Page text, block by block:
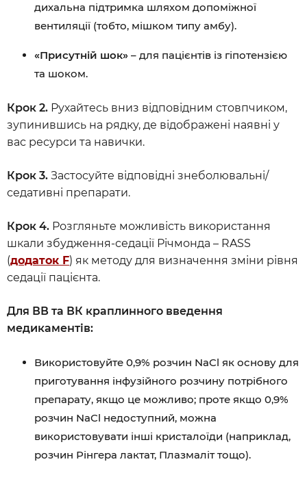
дихальна підтримка шляхом допоміжної
вентиляції (тобто, мішком типу амбу).
«Присутній шок» – для пацієнтів із гіпотензією
та шоком.
Крок 2. Рухайтесь вниз відповідним стовпчиком,
зупинившись на рядку, де відображені наявні у
вас ресурси та навички.
Крок 3. Застосуйте відповідні знеболювальні/
седативні препарати.
Крок 4. Розгляньте можливість використання
шкали збудження-седації Річмонда – RASS
(додаток F) як методу для визначення зміни рівня
седації пацієнта.
Для ВВ та ВК краплинного введення
медикаментів:
Використовуйте 0,9% розчин NaCl як основу для
приготування інфузійного розчину потрібного
препарату, якщо це можливо; проте якщо 0,9%
розчин NaCl недоступний, можна
використовувати інші кристалоїди (наприклад,
розчин Рінгера лактат, Плазмаліт тощо).